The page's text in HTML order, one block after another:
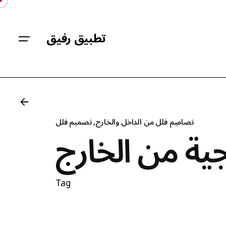
Skip
content تطبيق رفيق
تصاميم فلل من الداخل والخارج تصميم فلل
من الخارج
Tag